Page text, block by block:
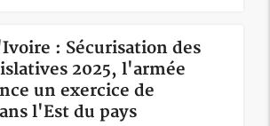
: Sécurisation des
2025, l'armée
un exercice de
l'Est du pays